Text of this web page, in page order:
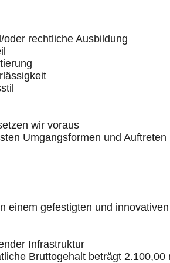
rechtliche Ausbildung
wir voraus
Umgangsformen und Auftreten
einem gefestigten und
Infrastruktur
Bruttogehalt beträgt